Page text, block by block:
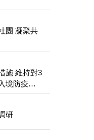
團 凝聚共
施 維持對3
境防疫措
研